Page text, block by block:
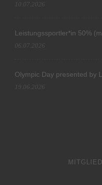
10.07.2026
Leistungssportler*in 50%
06.07.2026
Olympic Day presented by
19.06.2026